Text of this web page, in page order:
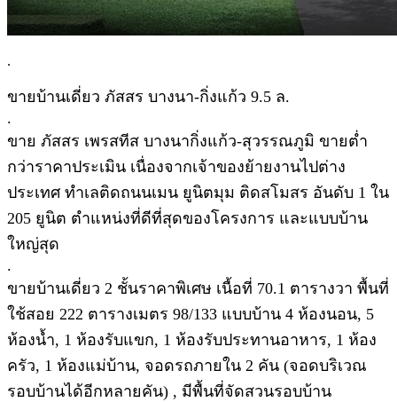
.
ขายบ้านเดี่ยว ภัสสร บางนา-กิ่งแก้ว 9.5 ล.
.
ขาย ภัสสร เพรสทีส บางนากิ่งแก้ว-สุวรรณภูมิ ขายต่ำ
กว่าราคาประเมิน เนื่องจากเจ้าของย้ายงานไปต่าง
ประเทศ ทำเลติดถนนเมน ยูนิตมุม ติดสโมสร อันดับ 1 ใน
205 ยูนิต ตำแหน่งที่ดีที่สุดของโครงการ และแบบบ้าน
ใหญ่สุด
.
ขายบ้านเดี่ยว 2 ชั้นราคาพิเศษ เนื้อที่ 70.1 ตารางวา พื้นที่
ใช้สอย 222 ตารางเมตร 98/133 แบบบ้าน 4 ห้องนอน, 5
ห้องน้ำ, 1 ห้องรับแขก, 1 ห้องรับประทานอาหาร, 1 ห้อง
ครัว, 1 ห้องแม่บ้าน, จอดรถภายใน 2 คัน (จอดบริเวณ
รอบบ้านได้อีกหลายคัน) , มีพื้นที่จัดสวนรอบบ้าน